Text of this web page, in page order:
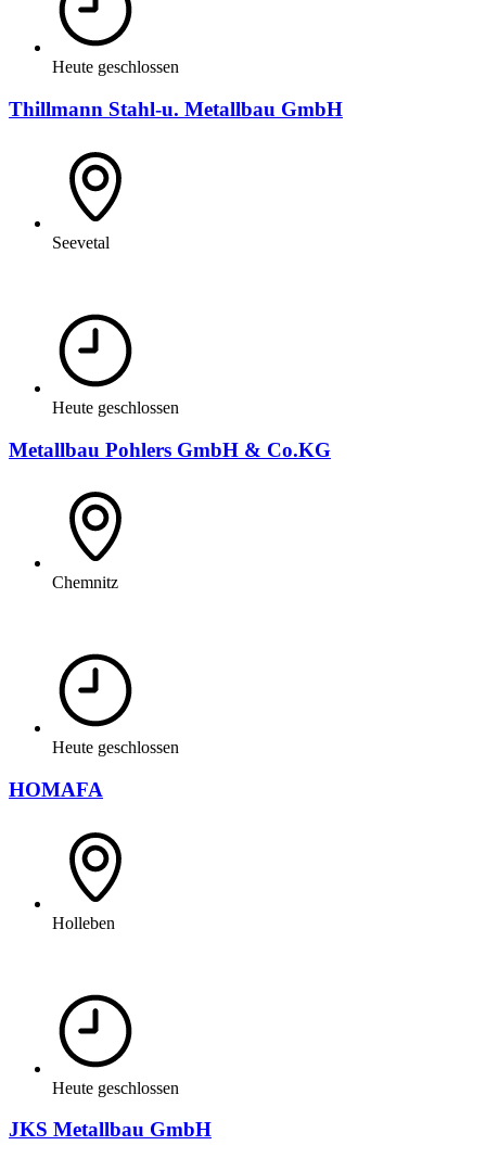
Heute geschlossen
Thillmann Stahl-u. Metallbau GmbH
Seevetal
Heute geschlossen
Metallbau Pohlers GmbH & Co.KG
Chemnitz
Heute geschlossen
HOMAFA
Holleben
Heute geschlossen
JKS Metallbau GmbH